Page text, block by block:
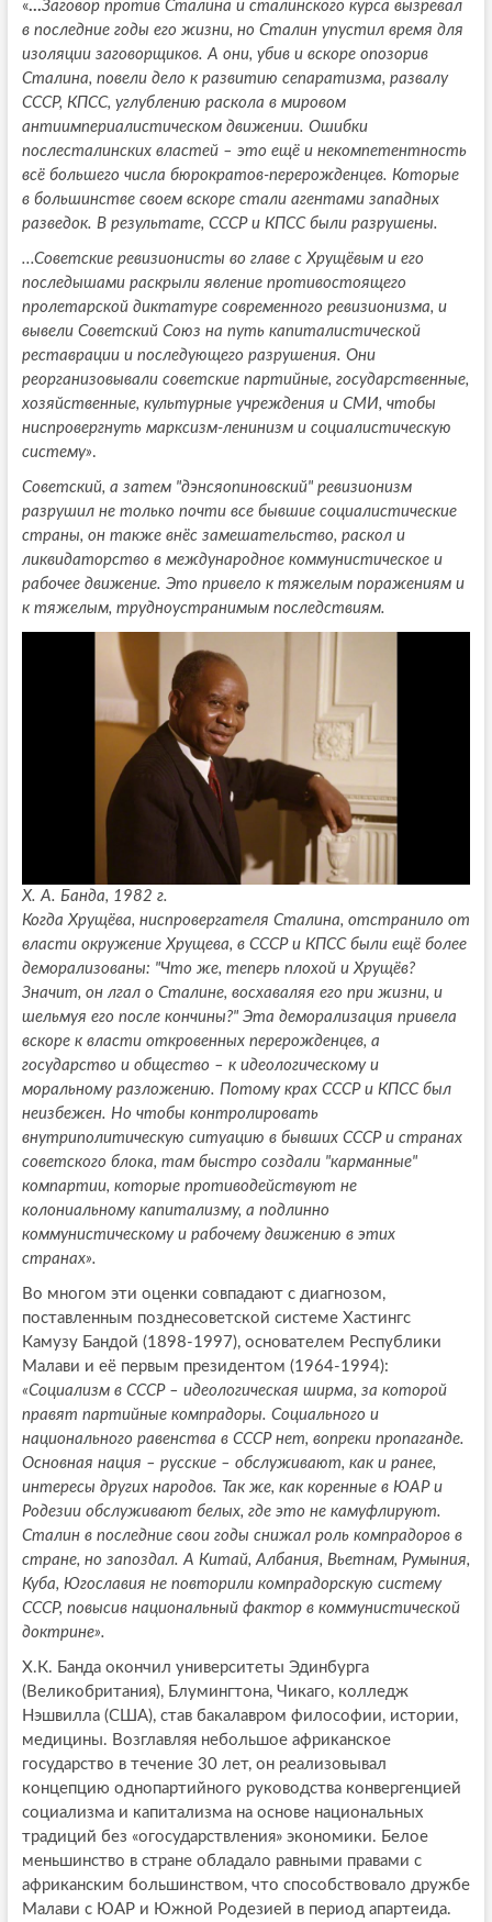
«...Заговор против Сталина и сталинского курса вызревал
в последние годы его жизни, но Сталин упустил время для
изоляции заговорщиков. А они, убив и вскоре опозорив
Сталина, повели дело к развитию сепаратизма, развалу
СССР, КПСС, углублению раскола в мировом
антиимпериалистическом движении. Ошибки
послесталинских властей – это ещё и некомпетентность
всё большего числа бюрократов-перерожденцев. Которые
в большинстве своем вскоре стали агентами западных
разведок. В результате, СССР и КПСС были разрушены.
...Советские ревизионисты во главе с Хрущёвым и его
последышами раскрыли явление противостоящего
пролетарской диктатуре современного ревизионизма, и
вывели Советский Союз на путь капиталистической
реставрации и последующего разрушения. Они
реорганизовывали советские партийные, государственные,
хозяйственные, культурные учреждения и СМИ, чтобы
ниспровергнуть марксизм-ленинизм и социалистическую
систему».
Советский, а затем "дэнсяопиновский" ревизионизм
разрушил не только почти все бывшие социалистические
страны, он также внёс замешательство, раскол и
ликвидаторство в международное коммунистическое и
рабочее движение. Это привело к тяжелым поражениям и
к тяжелым, трудноустранимым последствиям.
Х. А. Банда, 1982 г.
Когда Хрущёва, ниспровергателя Сталина, отстранило от
власти окружение Хрущева, в СССР и КПСС были ещё более
деморализованы: "Что же, теперь плохой и Хрущёв?
Значит, он лгал о Сталине, восхаваляя его при жизни, и
шельмуя его после кончины?" Эта деморализация привела
вскоре к власти откровенных перерожденцев, а
государство и общество – к идеологическому и
моральному разложению. Потому крах СССР и КПСС был
неизбежен. Но чтобы контролировать
внутриполитическую ситуацию в бывших СССР и странах
советского блока, там быстро создали "карманные"
компартии, которые противодействуют не
колониальному капитализму, а подлинно
коммунистическому и рабочему движению в этих
странах».
Во многом эти оценки совпадают с диагнозом,
поставленным позднесоветской системе Хастингс
Камузу Бандой (1898-1997), основателем Республики
Малави и её первым президентом (1964-1994):
«Социализм в СССР – идеологическая ширма, за которой
правят партийные компрадоры. Социального и
национального равенства в СССР нет, вопреки пропаганде.
Основная нация – русские – обслуживают, как и ранее,
интересы других народов. Так же, как коренные в ЮАР и
Родезии обслуживают белых, где это не камуфлируют.
Сталин в последние свои годы снижал роль компрадоров в
стране, но запоздал. А Китай, Албания, Вьетнам, Румыния,
Куба, Югославия не повторили компрадорскую систему
СССР, повысив национальный фактор в коммунистической
доктрине».
Х.К. Банда окончил университеты Эдинбурга
(Великобритания), Блумингтона, Чикаго, колледж
Нэшвилла (США), став бакалавром философии, истории,
медицины. Возглавляя небольшое африканское
государство в течение 30 лет, он реализовывал
концепцию однопартийного руководства конвергенцией
социализма и капитализма на основе национальных
традиций без «огосударствления» экономики. Белое
меньшинство в стране обладало равными правами с
африканским большинством, что способствовало дружбе
Малави с ЮАР и Южной Родезией в период апартеида.